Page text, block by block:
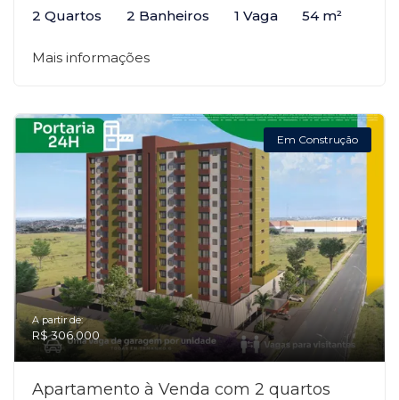
2 Quartos 2 Banheiros 1 Vaga 54 m²
Mais informações
Em Construção
A partir de:
R$ 306.000
Apartamento à Venda com 2 quartos